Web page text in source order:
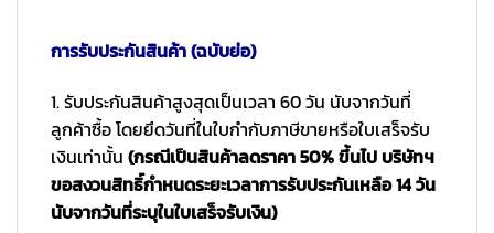
การรับประกันสินค้า (ฉบับย่อ)
1. รับประกันสินค้าสูงสุดเป็นเวลา 60 วัน นับจากวันที่
ลูกค้าซื้อ โดยยึดวันที่ในใบกำกับภาษีขายหรือใบเสร็จรับ
เงินเท่านั้น (กรณีเป็นสินค้าลดราคา 50% ขึ้นไป บริษัทฯ
ขอสงวนสิทธิ์กำหนดระยะเวลาการรับประกันเหลือ 14 วัน
นับจากวันที่ระบุในใบเสร็จรับเงิน)